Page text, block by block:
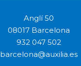
Anglí 50
08017 Barcelona
932 047 502
barcelona@auxilia.es